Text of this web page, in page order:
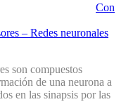
Con
son compuestos
de una neurona a
en las sinapsis por las